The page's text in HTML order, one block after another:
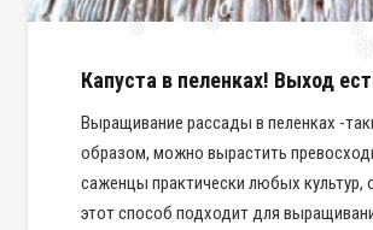
❅
❅
Капуста в пеленках! Выход
Выращивание рассады в пеленках -
образом, можно вырастить
саженцы практически любых культур,
этот способ подходит для